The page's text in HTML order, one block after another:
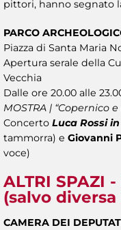
pittori, hanno segnato
PARCO
Piazza di Santa Maria
Apertura serale della
Vecchia
Dalle ore 20.00 alle
MOSTRA | “Copernico
Concerto Luca Rossi
tammorra) e Giovanni
voce)
ALTRI SPAZI -
(salvo
CAMERA DEI